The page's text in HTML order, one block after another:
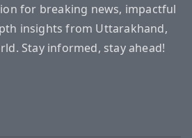
for breaking news, impactful
insights from Uttarakhand,
Stay informed, stay ahead!